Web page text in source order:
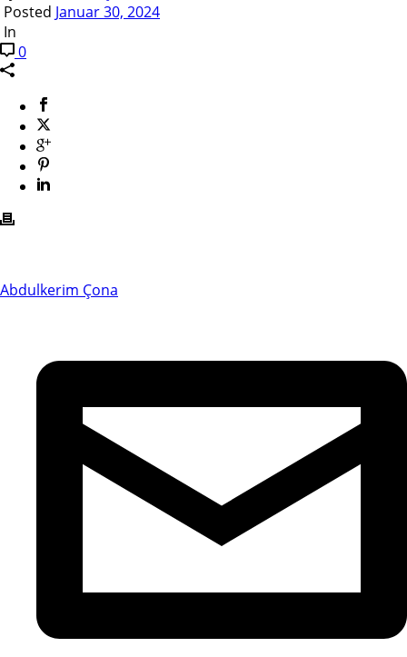
Posted Januar 30, 2024
In
0
Abdulkerim Çona